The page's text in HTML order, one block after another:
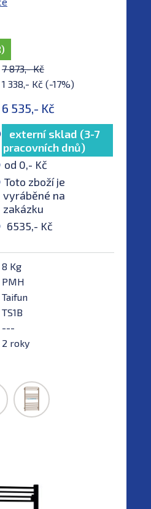
7 873,- Kč
1 338,- Kč (-17%)
6 535,- Kč
externí sklad (3-7
pracovních dnů)
od 0,- Kč
Toto zboží je
vyráběné na
zakázku
6535,- Kč
8 Kg
PMH
Taifun
TS1B
---
2 roky